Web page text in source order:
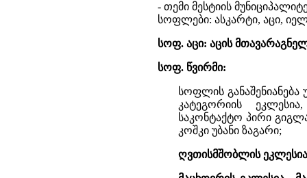
- თემი მესტიის
სოფლები: ასკარტი, აცი,
სოფ. აცი: აცის
სოფ. წვირმი:
სოფლის განაშენიანება
კატეგორიის
საკონტაქტო პირი
კოშკი უბანი ზაგარი;
ღვთისმშობლის